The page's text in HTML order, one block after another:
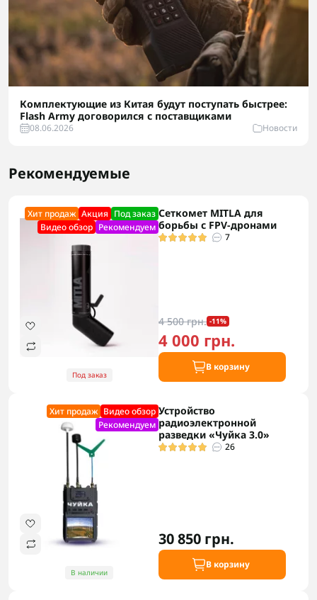
Комплектующие из Китая будут поступать быстрее:
Flash Army договорился с поставщиками
08.06.2026 Новости
Рекомендуемые
Хит продаж Акция Под заказ
Видео обзор Рекомендуем
Под заказ
Сеткомет MITLA для
борьбы с FPV-дронами
7
4 500 грн. -11%
4 000 грн.
В корзину
Хит продаж Видео обзор
Рекомендуем
В наличии
Устройство
радиоэлектронной
разведки «Чуйка 3.0»
26
30 850 грн.
В корзину